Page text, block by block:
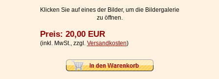
Ihr WarenkorbKlicken Sie auf eines der Bilder, um die Bildergalerie
zu öffnen.
Preis: 20,00 EUR
(inkl. MwSt., zzgl. Versandkosten)